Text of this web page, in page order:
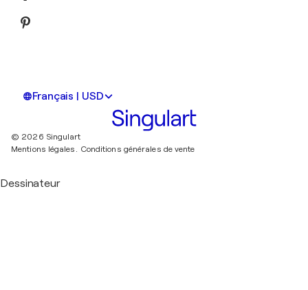
Français | USD
© 2026 Singulart
Mentions légales.
Conditions générales de vente
Dessinateur